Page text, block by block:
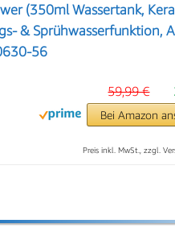
(350ml Wassertank,
& Sprühwasserfunktion,
56
59,99 €
Bei Amazon
Preis inkl. MwSt., zzgl.